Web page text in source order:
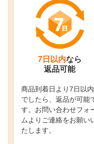
7日以内なら
返品可能
商品到着日より7日以内
でしたら、返品が可能
す。お問い合わせフォ
ムよりご連絡をお願い
たします。